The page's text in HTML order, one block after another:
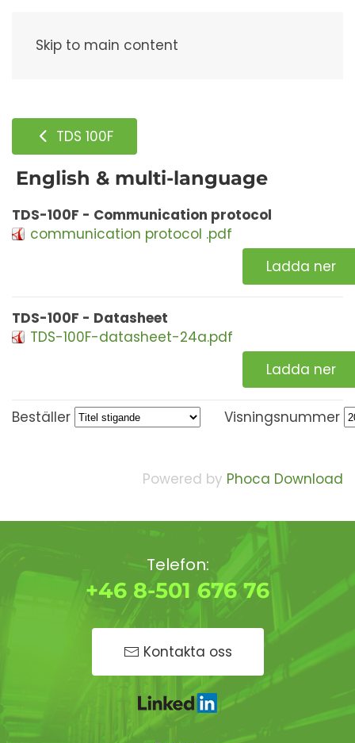
Skip to main content
TDS 100F
English & multi-language
TDS-100F - Communication protocol
communication protocol .pdf
Ladda ner
TDS-100F - Datasheet
TDS-100F-datasheet-24a.pdf
Ladda ner
Beställer Visningsnummer
Powered by Phoca Download
Telefon:
+46 8-501 676 76
Kontakta oss